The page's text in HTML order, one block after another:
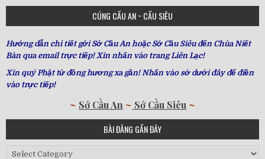
CÚNG CẦU AN ~ CẦU SIÊU
Hướng dẫn chi tiết gởi Sớ Cầu An hoặc Sớ Cầu Siêu đến Chùa Niết
Bàn qua email trực tiếp! Xin nhấn vào trang Liên Lạc!
Xin quý Phật tử đồng hương xa gần! Nhấn vào sớ dưới đây để điền
vào trực tiếp!
~ Sớ Cầu An ~ Sớ Cầu Siêu ~
BÀI ĐĂNG GẦN ĐÂY
Bài